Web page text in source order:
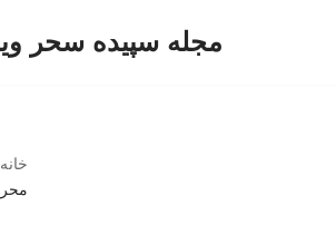
مجله سپیده سحر
خانه